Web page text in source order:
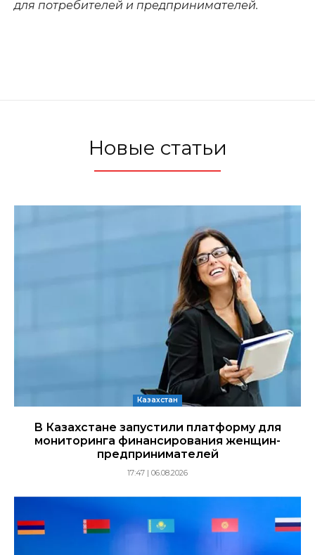
для потребителей и предпринимателей.
Новые статьи
Казахстан
В Казахстане запустили платформу для
мониторинга финансирования женщин-
предпринимателей
17:47 | 06.08.2026